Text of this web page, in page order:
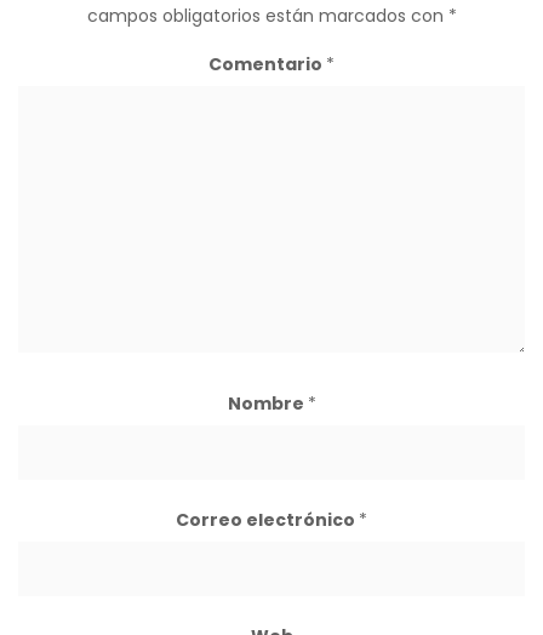
campos obligatorios están marcados con *
Comentario *
Nombre *
Correo electrónico *